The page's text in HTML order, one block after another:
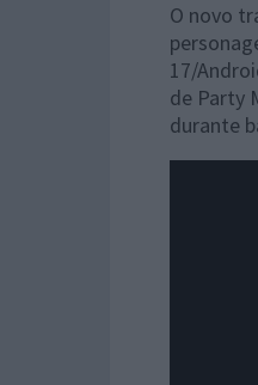
O novo
17/
de Party
durante